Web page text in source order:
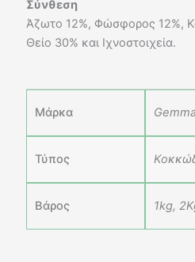
Σύνθεση
Άζωτο 12%, Φώσφορος 12%,
Θείο 30% και Ιχνοστοιχεία.
Μάρκα
Τύπος
Βάρος 1kg,